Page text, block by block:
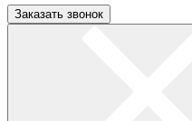
Заказать звонок